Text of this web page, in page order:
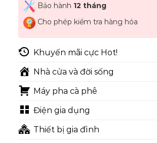
Bảo hành 12 tháng
Cho phép kiểm tra hàng hóa
Khuyến mãi cực Hot!
Nhà cửa và đời sống
Máy pha cà phê
Điện gia dụng
Thiết bị gia đình